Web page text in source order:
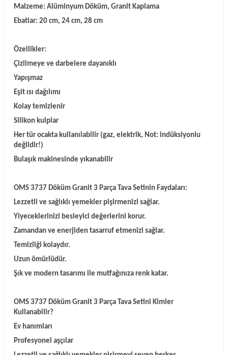
Malzeme: Alüminyum Döküm, Granit Kaplama
Ebatlar: 20 cm, 24 cm, 28 cm
Özellikler:
Çizilmeye ve darbelere dayanıklı
Yapışmaz
Eşit ısı dağılımı
Kolay temizlenir
Silikon kulplar
Her tür ocakta kullanılabilir (gaz, elektrik, Not: indüksiyonlu
değildir!)
Bulaşık makinesinde yıkanabilir
OMS 3737 Döküm Granit 3 Parça Tava Setinin Faydaları:
Lezzetli ve sağlıklı yemekler pişirmenizi sağlar.
Yiyeceklerinizi besleyici değerlerini korur.
Zamandan ve enerjiden tasarruf etmenizi sağlar.
Temizliği kolaydır.
Uzun ömürlüdür.
Şık ve modern tasarımı ile mutfağınıza renk katar.
OMS 3737 Döküm Granit 3 Parça Tava Setini Kimler
Kullanabilir?
Ev hanımları
Profesyonel aşçılar